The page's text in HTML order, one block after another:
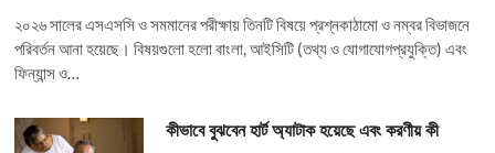
২০২৬ সালের এসএসসি ও সমমানের পরীক্ষায় তিনটি বিষয়ে প্রশ্নকাঠামো ও নম্বর বিভাজনে
পরিবর্তন আনা হয়েছে। বিষয়গুলো হলো বাংলা, আইসিটি (তথ্য ও যোগাযোগপ্রযুক্তি) এবং
ফিন্যান্স ও…
কীভাবে বুঝবেন হার্ট অ্যাটাক হয়েছে এবং করণীয় কী